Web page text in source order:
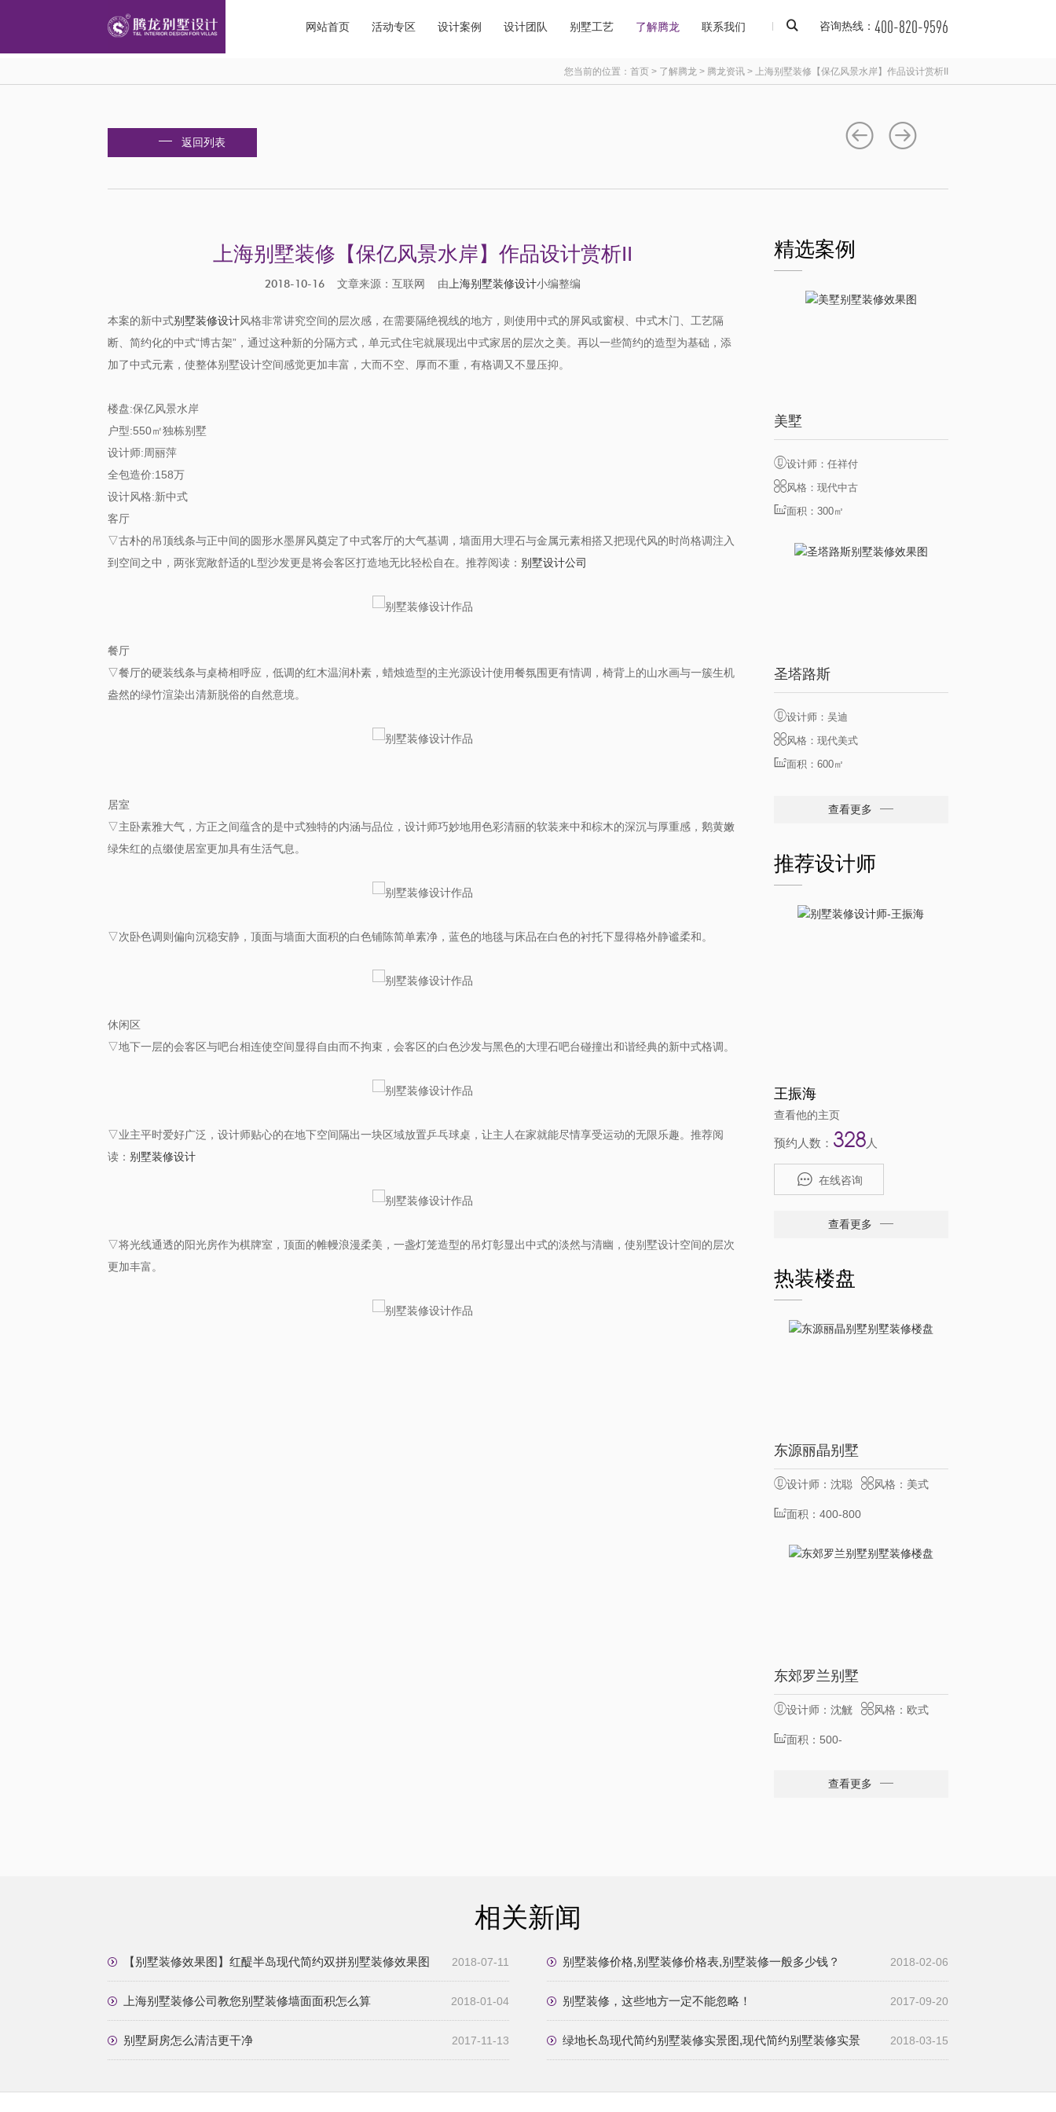
网站首页 活动专区 设计案例 设计团队 别墅工艺 了解腾龙 联系我们 咨询热线： 400-820-9596
您当前的位置： 首页 > 了解腾龙 > 腾龙资讯 > 上海别墅装修【保亿风景水岸】作品设计赏析II
返回列表
上海别墅装修【保亿风景水岸】作品设计赏析II
2018-10-16 文章来源：互联网 由上海别墅装修设计小编整编
本案的新中式别墅装修设计风格非常讲究空间的层次感，在需要隔绝视线的地方，则使用中式的屏风或窗棂、中式木门、工艺隔
断、简约化的中式“博古架”，通过这种新的分隔方式，单元式住宅就展现出中式家居的层次之美。再以一些简约的造型为基础，添
加了中式元素，使整体别墅设计空间感觉更加丰富，大而不空、厚而不重，有格调又不显压抑。
楼盘:保亿风景水岸
户型:550㎡独栋别墅
设计师:周丽萍
全包造价:158万
设计风格:新中式
客厅
▽古朴的吊顶线条与正中间的圆形水墨屏风奠定了中式客厅的大气基调，墙面用大理石与金属元素相搭又把现代风的时尚格调注入
到空间之中，两张宽敞舒适的L型沙发更是将会客区打造地无比轻松自在。推荐阅读： 别墅设计公司
餐厅
▽餐厅的硬装线条与桌椅相呼应，低调的红木温润朴素，蜡烛造型的主光源设计使用餐氛围更有情调，椅背上的山水画与一簇生机
盎然的绿竹渲染出清新脱俗的自然意境。
居室
▽主卧素雅大气，方正之间蕴含的是中式独特的内涵与品位，设计师巧妙地用色彩清丽的软装来中和棕木的深沉与厚重感，鹅黄嫩
绿朱红的点缀使居室更加具有生活气息。
▽次卧色调则偏向沉稳安静，顶面与墙面大面积的白色铺陈简单素净，蓝色的地毯与床品在白色的衬托下显得格外静谧柔和。
休闲区
▽地下一层的会客区与吧台相连使空间显得自由而不拘束，会客区的白色沙发与黑色的大理石吧台碰撞出和谐经典的新中式格调。
▽业主平时爱好广泛，设计师贴心的在地下空间隔出一块区域放置乒乓球桌，让主人在家就能尽情享受运动的无限乐趣。推荐阅
读： 别墅装修设计
▽将光线通透的阳光房作为棋牌室，顶面的帷幔浪漫柔美，一盏灯笼造型的吊灯彰显出中式的淡然与清幽，使别墅设计空间的层次
更加丰富。
精选案例
美墅
设计师：任祥付
风格：现代中古
面积：300㎡
圣塔路斯
设计师：吴迪
风格：现代美式
面积：600㎡
查看更多
推荐设计师
王振海
查看他的主页
预约人数： 328人
在线咨询
查看更多
热装楼盘
东源丽晶别墅
设计师：沈聪 风格：美式
面积：400-800
东郊罗兰别墅
设计师：沈觥
博
风格：欧式
面积：500-
查看更多
相关新闻
【别墅装修效果图】红醍半岛现代简约双拼别墅装修效果图 2018-07-11 别墅装修价格,别墅装修价格表,别墅装修一般多少钱？ 2018-02-06
上海别墅装修公司教您别墅装修墙面面积怎么算 2018-01-04 别墅装修，这些地方一定不能忽略！ 2017-09-20
别墅厨房怎么清洁更干净 2017-11-13 绿地长岛现代简约别墅装修实景图,现代简约别墅装修实景 2018-03-15